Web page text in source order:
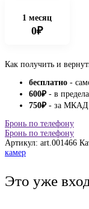
1 месяц
0₽
Как получить и
бесплатно -
600₽- в
750₽- за МКАД
Бронь по телефону
Бронь по телефону
Артикул: art.001466
камер
Это уже